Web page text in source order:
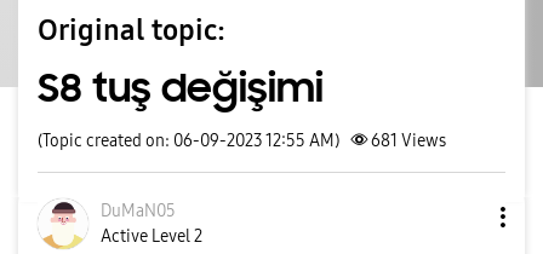
Original topic:
S8 tuş değişimi
(Topic created on: 06-09-2023 12:55 AM) 681 Views
DuMaN05
Active Level 2